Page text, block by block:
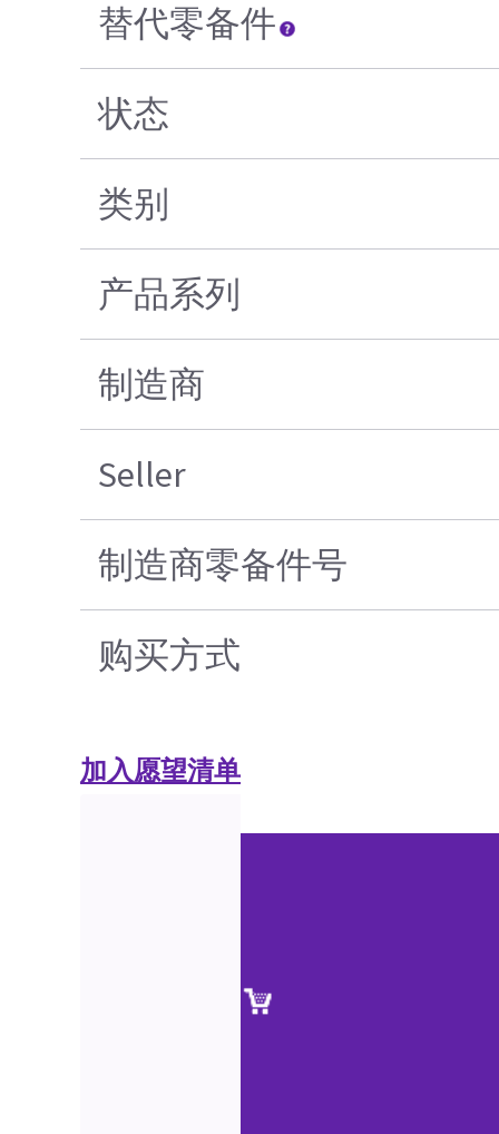
替代零备件
状态
类别
产品系列
制造商
Seller
制造商零备件号
购买方式
加入愿望清单